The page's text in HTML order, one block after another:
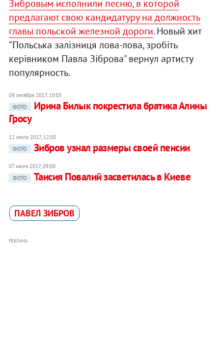
Зибровым исполнили песню, в которой
предлагают свою кандидатуру на должность
главы польской железной дороги. Новый хит
"Польська залізниця лова-лова, зробіть
керівником Павла Зіброва" вернул артисту
популярность.
09 октября 2017, 10:05
ФОТО
Ирина Билык покрестила братика Алины
Гросу
12 июля 2017, 12:00
ФОТО
Зибров узнал размеры своей пенсии
07 июля 2017, 09:00
ФОТО
Таисия Повалий засветилась в Киеве
ПАВЕЛ ЗИБРОВ
РЕКЛАМА